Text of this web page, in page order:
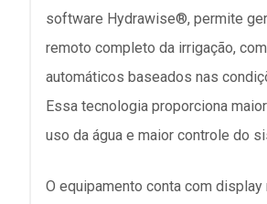
software Hydrawise®, permite
remoto completo da irrigação,
automáticos baseados nas
Essa tecnologia proporciona
uso da água e maior controle do
O equipamento conta com display